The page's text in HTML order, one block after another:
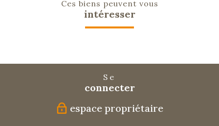
Ces biens peuvent vous
intéresser
Se
connecter
espace propriétaire